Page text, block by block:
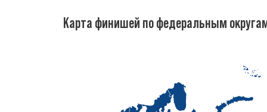
Карта финишей по федеральным